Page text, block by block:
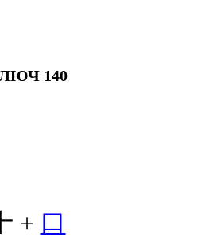
140
+ 口